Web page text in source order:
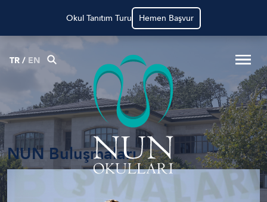
Okul Tanıtım Turu Hemen Başvur
TR/ EN
NUN Buluşmaları
NUN Buluşmaları